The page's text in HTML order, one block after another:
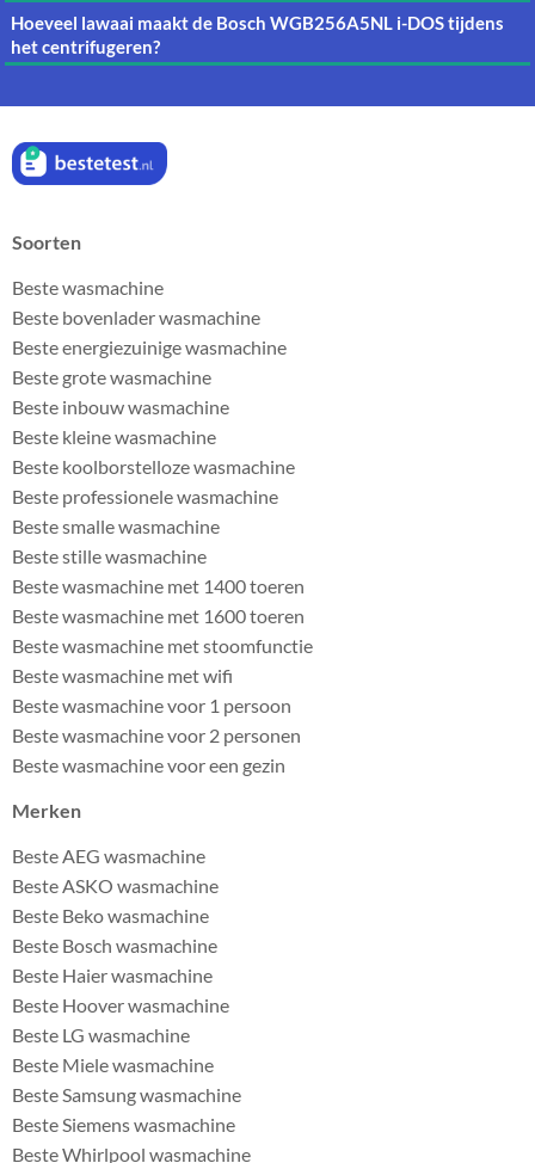
Hoeveel lawaai maakt de Bosch WGB256A5NL i-DOS tijdens
het centrifugeren?
Soorten
Beste wasmachine
Beste bovenlader wasmachine
Beste energiezuinige wasmachine
Beste grote wasmachine
Beste inbouw wasmachine
Beste kleine wasmachine
Beste koolborstelloze wasmachine
Beste professionele wasmachine
Beste smalle wasmachine
Beste stille wasmachine
Beste wasmachine met 1400 toeren
Beste wasmachine met 1600 toeren
Beste wasmachine met stoomfunctie
Beste wasmachine met wifi
Beste wasmachine voor 1 persoon
Beste wasmachine voor 2 personen
Beste wasmachine voor een gezin
Merken
Beste AEG wasmachine
Beste ASKO wasmachine
Beste Beko wasmachine
Beste Bosch wasmachine
Beste Haier wasmachine
Beste Hoover wasmachine
Beste LG wasmachine
Beste Miele wasmachine
Beste Samsung wasmachine
Beste Siemens wasmachine
Beste Whirlpool wasmachine